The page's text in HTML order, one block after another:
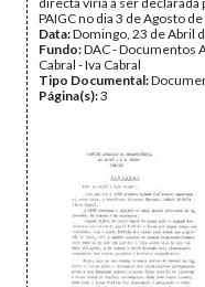
PAIGC no dia 3 de Agosto
Data:Domingo, 23 de Abril
Fundo:DAC - Documentos
Cabral - Iva Cabral
Tipo Documental:
Página(s):3